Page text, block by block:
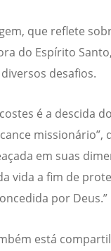
que reflete
do Espírito
desafios.
é a descida
missionário”,
em suas
vida a fim de
por Deus.”
está